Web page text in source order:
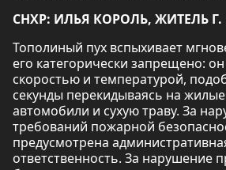
СНХР: ИЛЬЯ КОРОЛЬ, ЖИТЕЛЬ
Тополиный пух вспыхивает
его категорически запрещено:
скоростью и температурой,
секунды перекидываясь на
автомобили и сухую траву. За
требований пожарной
предусмотрена
ответственность. За нарушение